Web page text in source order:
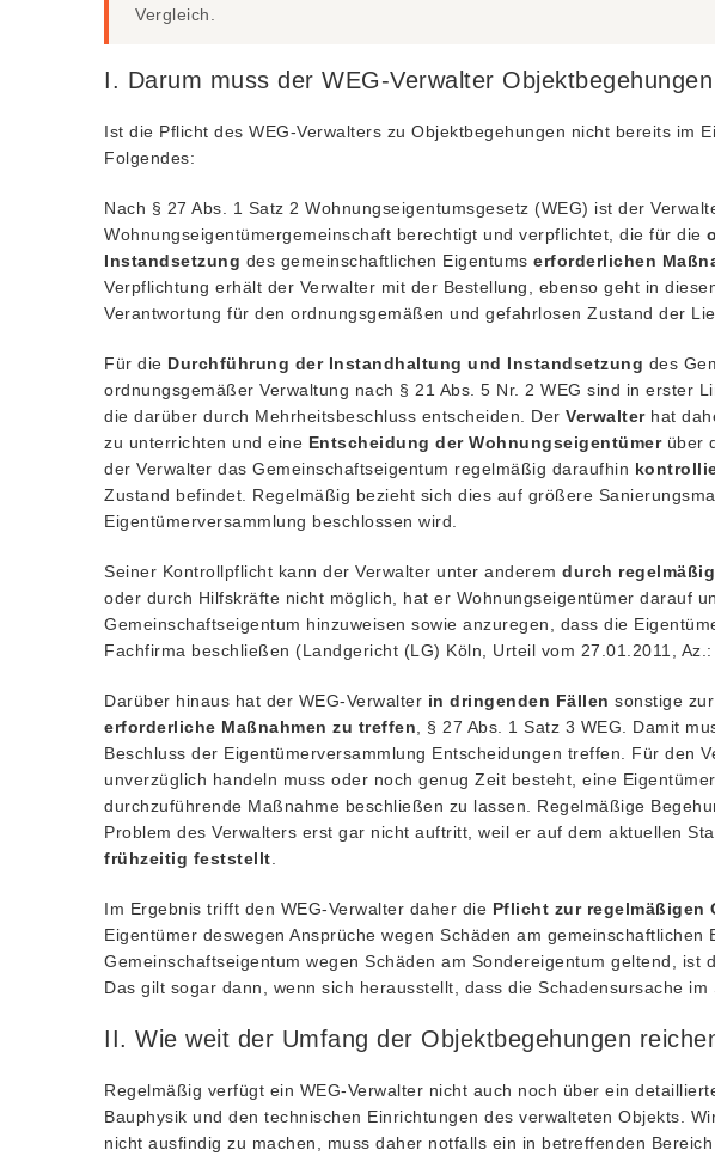
Vergleich.
I. Darum muss der WEG-Verwalter
Ist die Pflicht des WEG-Verwalters zu Objektbegehungen nicht bereits im
Folgendes:
Nach § 27 Abs. 1 Satz 2 Wohnungseigentumsgesetz (WEG) ist der
Wohnungseigentümergemeinschaft berechtigt und verpflichtet, die für die
Instandsetzung des gemeinschaftlichen Eigentums erforderlichen
Verpflichtung erhält der Verwalter mit der Bestellung, ebenso geht in
Verantwortung für den ordnungsgemäßen und gefahrlosen Zustand der
Für die Durchführung der Instandhaltung und Instandsetzung des
ordnungsgemäßer Verwaltung nach § 21 Abs. 5 Nr. 2 WEG sind in erster
die darüber durch Mehrheitsbeschluss entscheiden. Der Verwalterhat
zu unterrichten und eine Entscheidung der Wohnungseigentümerüber
der Verwalter das Gemeinschaftseigentum regelmäßig daraufhin
Zustand befindet. Regelmäßig bezieht sich dies auf größere
Eigentümerversammlung beschlossen wird.
Seiner Kontrollpflicht kann der Verwalter unter anderem durch
oder durch Hilfskräfte nicht möglich, hat er Wohnungseigentümer darauf
Gemeinschaftseigentum hinzuweisen sowie anzuregen, dass die
Fachfirma beschließen (Landgericht (LG) Köln, Urteil vom 27.01.2011, Az.:
Darüber hinaus hat der WEG-Verwalter in dringenden Fällen sonstige
erforderliche Maßnahmen zu treffen , § 27 Abs. 1 Satz 3 WEG. Damit
Beschluss der Eigentümerversammlung Entscheidungen treffen. Für den
unverzüglich handeln muss oder noch genug Zeit besteht, eine
durchzuführende Maßnahme beschließen zu lassen. Regelmäßige
Problem des Verwalters erst gar nicht auftritt, weil er auf dem aktuellen
frühzeitig feststellt
Im Ergebnis trifft den WEG-Verwalter daher die Pflicht zur regelmäßigen
Eigentümer deswegen Ansprüche wegen Schäden am
Gemeinschaftseigentum wegen Schäden am Sondereigentum geltend, ist
Das gilt sogar dann, wenn sich herausstellt, dass die Schadensursache im
II. Wie weit der Umfang der Objektbegehungen
Regelmäßig verfügt ein WEG-Verwalter nicht auch noch über ein
Bauphysik und den technischen Einrichtungen des verwalteten Objekts.
nicht ausfindig zu machen, muss daher notfalls ein in betreffenden